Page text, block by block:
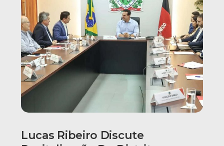
Lucas Ribeiro Discute